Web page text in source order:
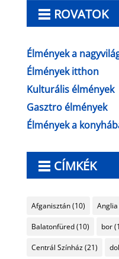
ROVATOK
Élmények a
Élmények itthon
Kulturális élmények
Gasztro élmények
Élmények a
CÍMKÉK
Afganisztán(10) Anglia
Balatonfüred(10) bor
Centrál Színház(21)